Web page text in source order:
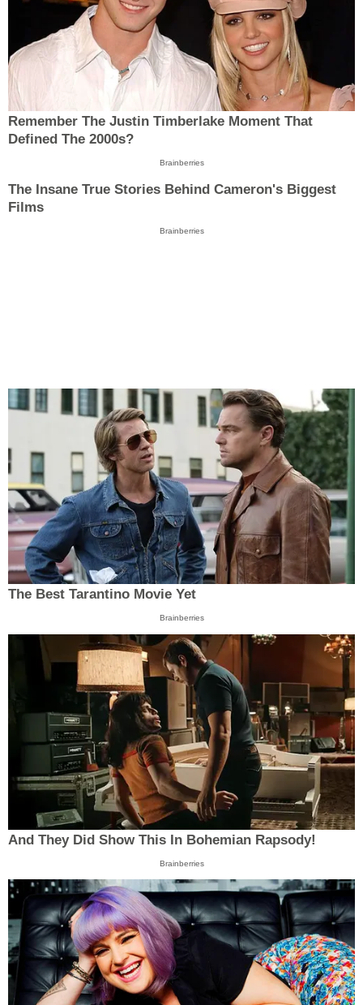
Remember The Justin Timberlake Moment That
Defined The 2000s?
Brainberries
The Insane True Stories Behind Cameron's Biggest
Films
Brainberries
The Best Tarantino Movie Yet
Brainberries
And They Did Show This In Bohemian Rapsody!
Brainberries